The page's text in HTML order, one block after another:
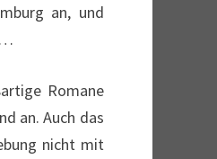
an, und
…
Romane
an. Auch das
nicht mit